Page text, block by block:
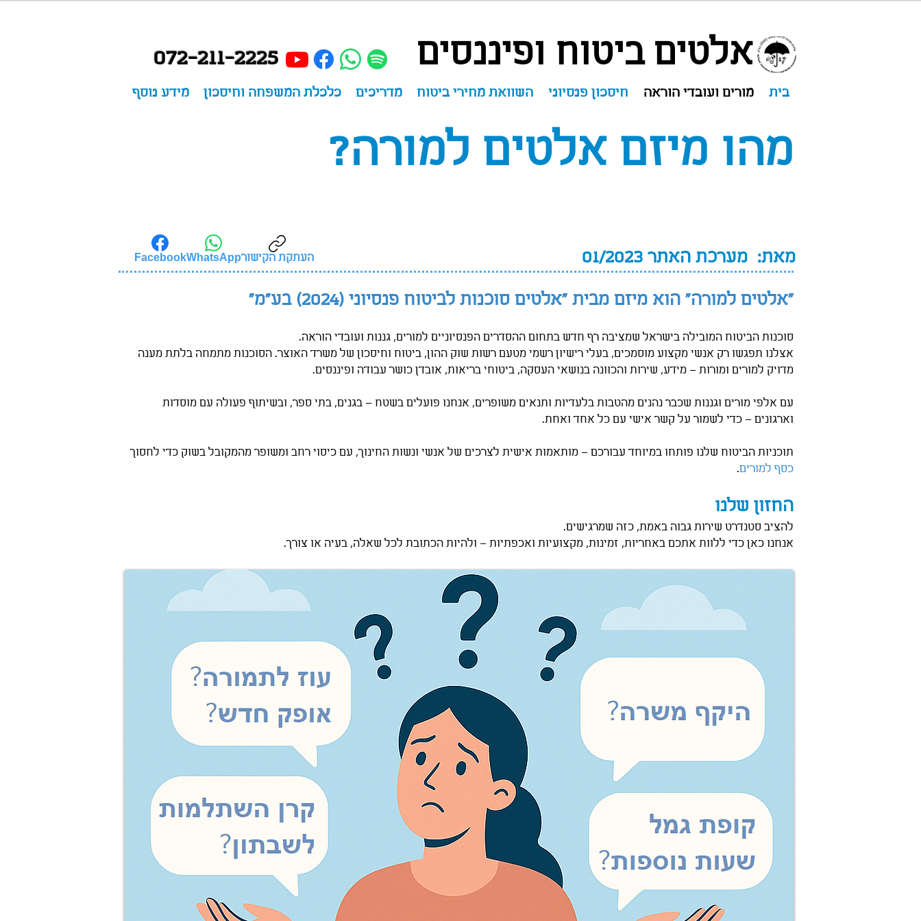
072-211-2225 אלטים ביטוח ופיננסים
בית מורים ועובדי הוראה חיסכון פנסיוני השוואת מחירי ביטוח מדריכים כלכלת המשפחה וחיסכון מידע נוסף
מהו מיזם אלטים למורה?
FacebookWhatsAppהעתקת הקישור מאת: מערכת האתר 01/2023
"אלטים למורה" הוא מיזם מבית "אלטים סוכנות לביטוח פנסיוני (2024) בע"מ"
סוכנות הביטוח המובילה בישראל שמציבה רף חדש בתחום ההסדרים הפנסיוניים למורים, גננות ועובדי הוראה.
אצלנו תפגשו רק אנשי מקצוע מוסמכים, בעלי רישיון רשמי מטעם רשות שוק ההון, ביטוח וחיסכון של משרד האוצר. הסוכנות מתמחה בלתת מענה
מדויק למורים ומורות – מידע, שירות והכוונה בנושאי העסקה, ביטוחי בריאות, אובדן כושר עבודה ופיננסים.
עם אלפי מורים וגננות שכבר נהנים מהטבות בלעדיות ותנאים משופרים, אנחנו פועלים בשטח – בגנים, בתי ספר, ובשיתוף פעולה עם מוסדות
וארגונים – כדי לשמור על קשר אישי עם כל אחד ואחת.
תוכניות הביטוח שלנו פותחו במיוחד עבורכם – מותאמות אישית לצרכים של אנשי ונשות החינוך, עם כיסוי רחב ומשופר מהמקובל בשוק כדי לחסוך
כסף למורים.
החזון שלנו
להציב סטנדרט שירות גבוה באמת, כזה שמרגישים.
אנחנו כאן כדי ללוות אתכם באחריות, זמינות, מקצועיות ואכפתיות – ולהיות הכתובת לכל שאלה, בעיה או צורך.